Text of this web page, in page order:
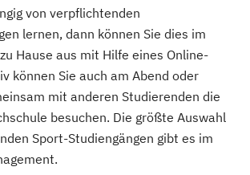
und -technologie
Versorgungsmanagement
Projektmanagement
Pädagogik
& Strategy
von verpflichtenden
lernen, dann können Sie dies im
Hause aus mit Hilfe eines Online-
können Sie auch am Abend oder
mit anderen Studierenden die
besuchen. Die größte Auswahl
Sport-Studiengängen gibt es im